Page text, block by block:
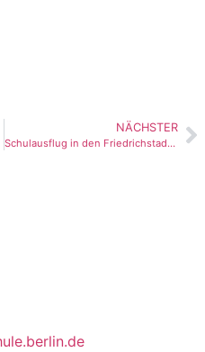
NÄCHSTER
Schulausflug in den Friedrichstadtpalast